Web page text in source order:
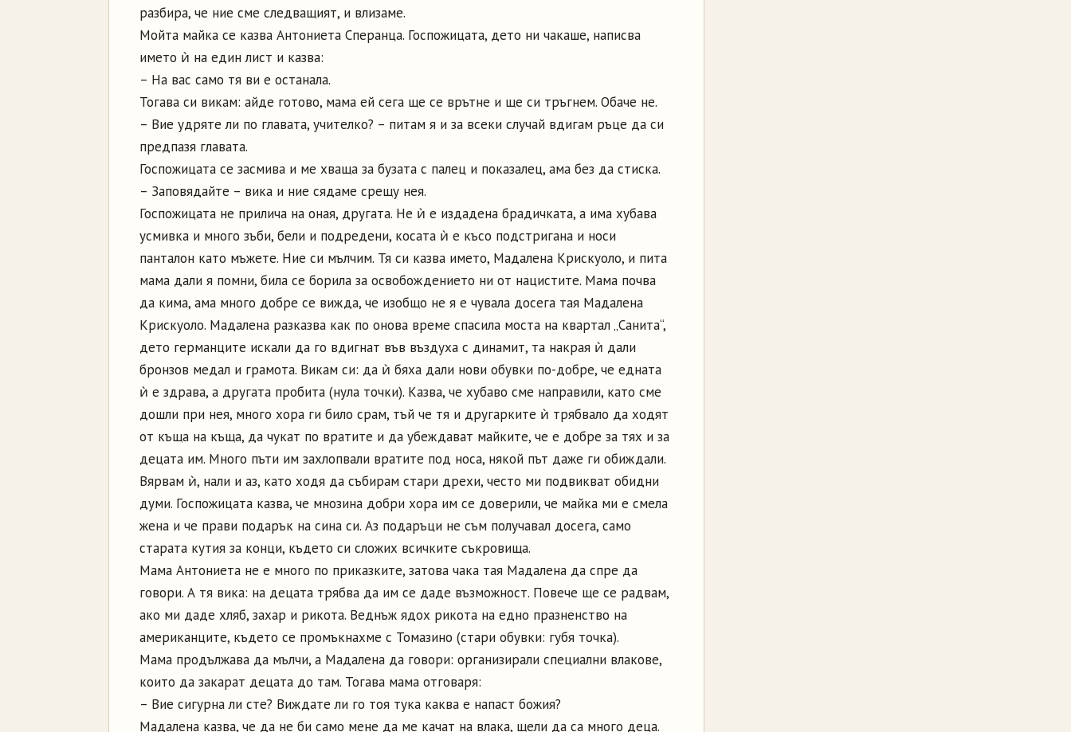
разбира, че ние сме следващият, и влизаме.
Мойта майка се казва Антониета Сперанца. Госпожицата, дето ни чакаше, написва
името ѝ на един лист и казва:
– На вас само тя ви е останала.
Тогава си викам: айде готово, мама ей сега ще се врътне и ще си тръгнем. Обаче не.
– Вие удряте ли по главата, учителко? – питам я и за всеки случай вдигам ръце да си
предпазя главата.
Госпожицата се засмива и ме хваща за бузата с палец и показалец, ама без да стиска.
– Заповядайте – вика и ние сядаме срещу нея.
Госпожицата не прилича на оная, другата. Не ѝ е издадена брадичката, а има хубава
усмивка и много зъби, бели и подредени, косата ѝ е късо подстригана и носи
панталон като мъжете. Ние си мълчим. Тя си казва името, Мадалена Крискуоло, и пита
мама дали я помни, била се борила за освобождението ни от нацистите. Мама почва
да кима, ама много добре се вижда, че изобщо не я е чувала досега тая Мадалена
Крискуоло. Мадалена разказва как по онова време спасила моста на квартал „Санита“,
дето германците искали да го вдигнат във въздуха с динамит, та накрая ѝ дали
бронзов медал и грамота. Викам си: да ѝ бяха дали нови обувки по-добре, че едната
ѝ е здрава, а другата пробита (нула точки). Казва, че хубаво сме направили, като сме
дошли при нея, много хора ги било срам, тъй че тя и другарките ѝ трябвало да ходят
от къща на къща, да чукат по вратите и да убеждават майките, че е добре за тях и за
децата им. Много пъти им захлопвали вратите под носа, някой път даже ги обиждали.
Вярвам ѝ, нали и аз, като ходя да събирам стари дрехи, често ми подвикват обидни
думи. Госпожицата казва, че мнозина добри хора им се доверили, че майка ми е смела
жена и че прави подарък на сина си. Аз подаръци не съм получавал досега, само
старата кутия за конци, където си сложих всичките съкровища.
Мама Антониета не е много по приказките, затова чака тая Мадалена да спре да
говори. А тя вика: на децата трябва да им се даде възможност. Повече ще се радвам,
ако ми даде хляб, захар и рикота. Веднъж ядох рикота на едно празненство на
американците, където се промъкнахме с Томазино (стари обувки: губя точка).
Мама продължава да мълчи, а Мадалена да говори: организирали специални влакове,
които да закарат децата до там. Тогава мама отговаря:
– Вие сигурна ли сте? Виждате ли го тоя тука каква е напаст божия?
Мадалена казва, че да не би само мене да ме качат на влака, щели да са много деца.